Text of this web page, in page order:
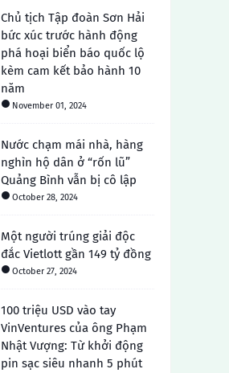
Chủ tịch Tập đoàn Sơn Hải
bức xúc trước hành động
phá hoại biển báo quốc lộ
kèm cam kết bảo hành 10
năm
November 01, 2024
Nước chạm mái nhà, hàng
nghìn hộ dân ở “rốn lũ”
Quảng Bình vẫn bị cô lập
October 28, 2024
Một người trúng giải độc
đắc Vietlott gần 149 tỷ đồng
October 27, 2024
100 triệu USD vào tay
VinVentures của ông Phạm
Nhật Vượng: Từ khởi động
pin sạc siêu nhanh 5 phút